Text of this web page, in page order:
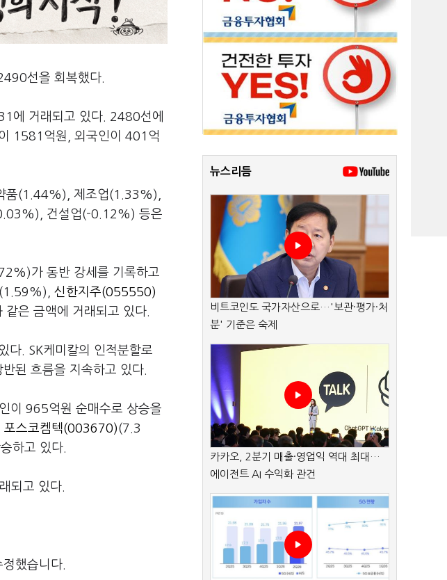
선을 회복했다.
에 거래되고 있다. 2480선에
1581억원, 외국인이 401억
품(1.44%), 제조업(1.33%),
건설업(-0.12%) 등은
가 동반 강세를 기록하고
(1.59%), 신한지주(055550)
은 금액에 거래되고 있다.
다. SK케미칼의 인적분할로
된 흐름을 지속하고 있다.
이 965억원 순매수로 상승을
포스코켐텍(003670)(7.3
하고 있다.
되고 있다.
했습니다.
뉴스리듬
비트코인도 국가자산으로…'보관·평가·처
분' 기준은 숙제
카카오, 2분기 매출·영업익 역대 최대…
에이전트 AI 수익화 관건